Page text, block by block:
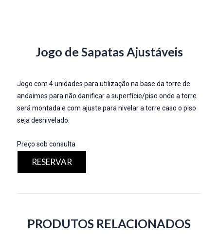
Jogo de Sapatas Ajustáveis
Jogo com 4 unidades para utilização na base da torre de
andaimes para não danificar a superfície/piso onde a torre
será montada e com ajuste para nivelar a torre caso o piso
seja desnivelado.
Preço sob consulta
RESERVAR
PRODUTOS RELACIONADOS